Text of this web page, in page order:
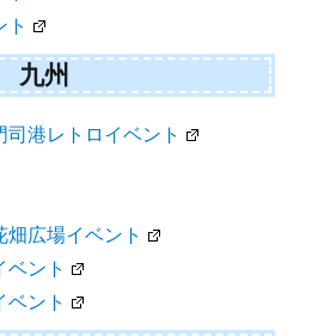
ト
九州
港レトロイベント
広場イベント
ベント
ベント